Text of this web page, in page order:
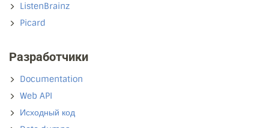
ListenBrainz
Picard
Разработчики
Documentation
Web API
Исходный код